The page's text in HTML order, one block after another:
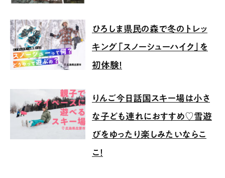
ひろしま県民の森で冬のトレッ
キング「スノーシューハイク」を
初体験！
りんご今日話国スキー場は小さ
な子ども連れにおすすめ♡雪遊
びをゆったり楽しみたいならこ
こ！